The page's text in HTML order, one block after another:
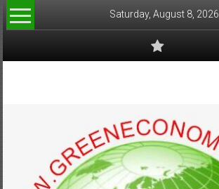
Skip
to
Saturday, August 8, 2026